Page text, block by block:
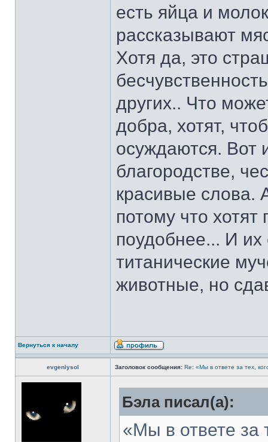
есть яйца и
рассказывают
Хотя да, это
других.. Что
добра, хотят,
осуждаются. Вот
благородстве,
красивые слова.
потому что хотят
поудобнее... И их
титанические
животные, но
Вернуться к началу
evgeniysol Заголовок сообщения: Re: «Мы в ответе за тех,
Бэла писал(а):
«Мы в ответе за